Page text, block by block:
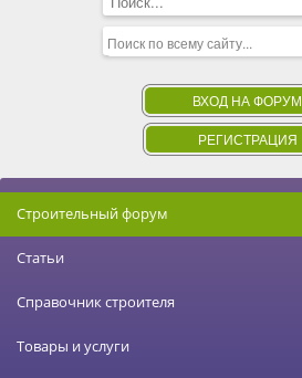
ВХОД НА ФОРУМ
РЕГИСТРАЦИЯ
Строительный форум
Статьи
Справочник строителя
Товары и услуги